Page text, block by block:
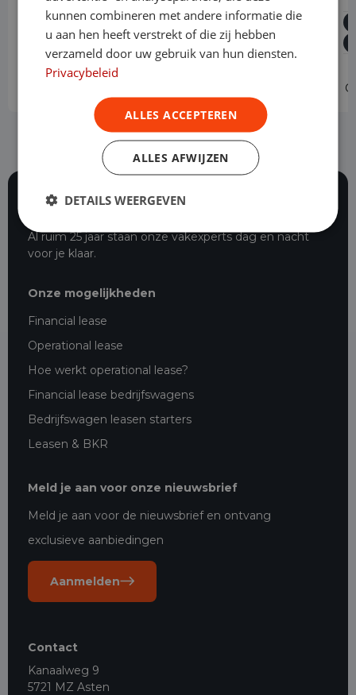
Diesel Automaat 91.083 km
2022
Asten
L3H1
Al ruim 25 jaar staan onze vakexperts dag en nacht
voor je klaar.
Onze mogelijkheden
Financial lease
Operational lease
Hoe werkt operational lease?
Financial lease bedrijfswagens
Bedrijfswagen leasen starters
Leasen & BKR
Meld je aan voor onze nieuwsbrief
Meld je aan voor de nieuwsbrief en ontvang
exclusieve aanbiedingen
Aanmelden
Contact
Kanaalweg 9
5721 MZ Asten
kunnen combineren met andere informatie die
u aan hen heeft verstrekt of die zij hebben
verzameld door uw gebruik van hun diensten.
Privacybeleid
ALLES ACCEPTEREN
ALLES AFWIJZEN
DETAILS WEERGEVEN